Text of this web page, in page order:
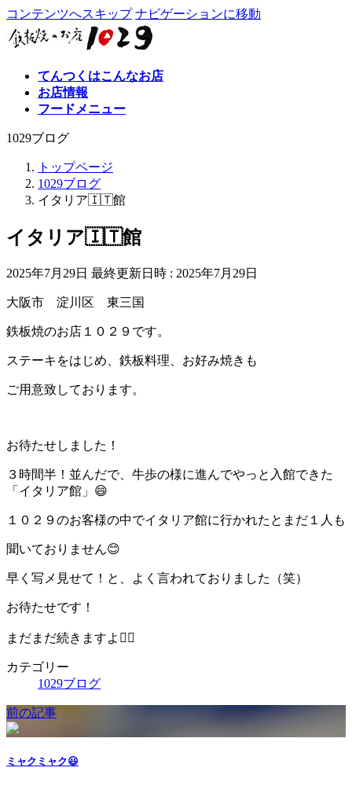
コンテンツへスキップ ナビゲーションに移動
てんつくはこんなお店
お店情報
フードメニュー
1029ブログ
トップページ
1029ブログ
イタリア🇮🇹館
イタリア🇮🇹館
2025年7月29日 最終更新日時 : 2025年7月29日
大阪市 淀川区 東三国
鉄板焼のお店１０２９です。
ステーキをはじめ、鉄板料理、お好み焼きも
ご用意致しております。
お待たせしました！
３時間半！並んだで、牛歩の様に進んでやっと入館できた
「イタリア館」😄
１０２９のお客様の中でイタリア館に行かれたとまだ１人も
聞いておりません😊
早く写メ見せて！と、よく言われておりました（笑）
お待たせです！
まだまだ続きますよ👍🏻
カテゴリー
1029ブログ
前の記事
ミャクミャク😃